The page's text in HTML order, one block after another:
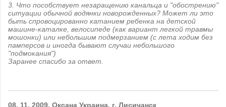
3. Что пособствует незаращению канальца и "обострению"
ситуации обычной водянки новорожденных? Может ли это
быть спровоцированно катанием ребенка на детской
машине-каталке, велосипеде (как вариант легкой травмы
мошонки) или небольшим подмерзанием (с лета ходим без
памперсов и иногда бывают случаи небольшого
"подмокания")
Заранее спасибо за ответ.
08. 11. 2009, Оксана Украина, г. Лисичанск